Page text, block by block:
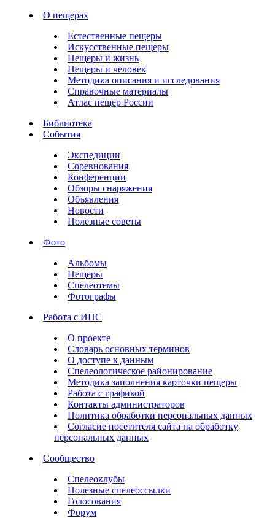
О пещерах
Естественные пещеры
Искусственные пещеры
Пещеры и жизнь
Пещеры и человек
Методика описания и исследования
Справочные материалы
Атлас пещер России
Библиотека
События
Экспедиции
Соревнования
Конференции
Обзоры снаряжения
Объявления
Новости
Полезные советы
Фото
Альбомы
Пещеры
Спелеотемы
Фотографы
Работа с ИПС
О проекте
Словарь основных терминов
О доступе к данным
Спелеологическое районирование
Методика заполнения карточки пещеры
Работа с графикой
Контакты администраторов
Политика обработки персональных данных
Согласие посетителя сайта на обработку
персональных данных
Сообщество
Спелеоклубы
Полезные спелеоссылки
Голосования
Форум